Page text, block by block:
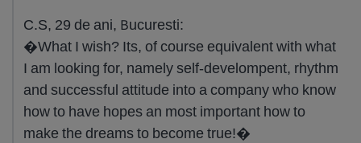
C.S, 29 de ani, Bucuresti:
�What I wish? Its, of course equivalent with what
I am looking for, namely self-develompent, rhythm
and successful attitude into a company who know
how to have hopes an most important how to
make the dreams to become true!�